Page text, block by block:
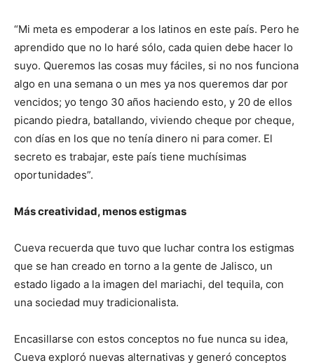
“Mi meta es empoderar a los latinos en este país. Pero he
aprendido que no lo haré sólo, cada quien debe hacer lo
suyo. Queremos las cosas muy fáciles, si no nos funciona
algo en una semana o un mes ya nos queremos dar por
vencidos; yo tengo 30 años haciendo esto, y 20 de ellos
picando piedra, batallando, viviendo cheque por cheque,
con días en los que no tenía dinero ni para comer. El
secreto es trabajar, este país tiene muchísimas
oportunidades”.
Más creatividad, menos estigmas
Cueva recuerda que tuvo que luchar contra los estigmas
que se han creado en torno a la gente de Jalisco, un
estado ligado a la imagen del mariachi, del tequila, con
una sociedad muy tradicionalista.
Encasillarse con estos conceptos no fue nunca su idea,
Cueva exploró nuevas alternativas y generó conceptos